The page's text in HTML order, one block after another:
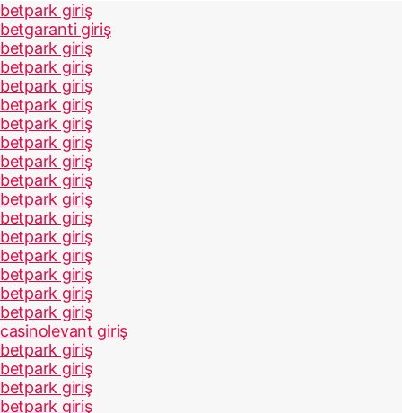
betpark giriş
betgaranti giriş
betpark giriş
betpark giriş
betpark giriş
betpark giriş
betpark giriş
betpark giriş
betpark giriş
betpark giriş
betpark giriş
betpark giriş
betpark giriş
betpark giriş
betpark giriş
betpark giriş
betpark giriş
casinolevant giriş
betpark giriş
betpark giriş
betpark giriş
betpark giriş